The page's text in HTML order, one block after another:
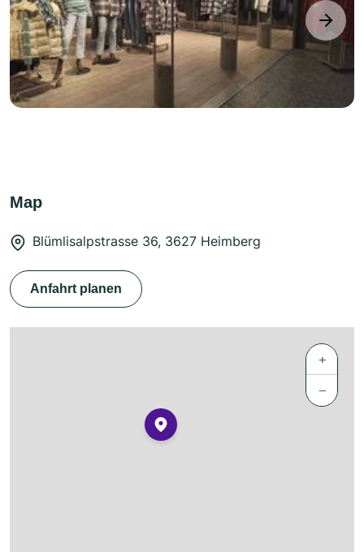
next
Map
Blümlisalpstrasse 36, 3627 Heimberg
Anfahrt planen
+
−